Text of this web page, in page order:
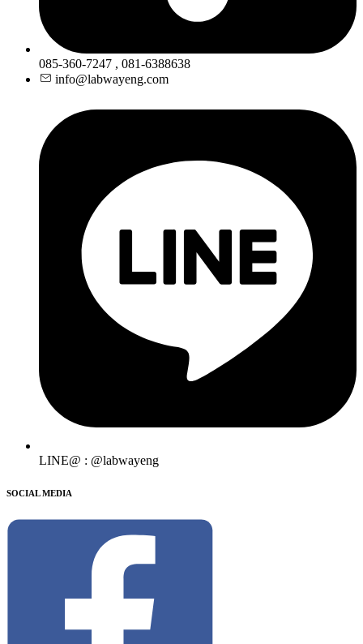
085-360-7247 , 081-6388638
info@labwayeng.com
LINE@ : @labwayeng
SOCIAL MEDIA